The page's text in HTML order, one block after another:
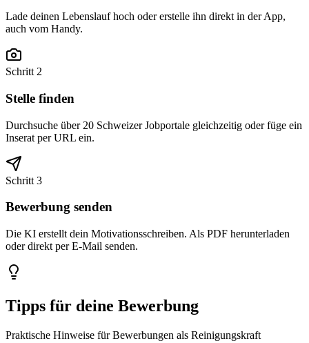
Lade deinen Lebenslauf hoch oder erstelle ihn direkt in der App,
auch vom Handy.
Schritt 2
Stelle finden
Durchsuche über 20 Schweizer Jobportale gleichzeitig oder füge ein
Inserat per URL ein.
Schritt 3
Bewerbung senden
Die KI erstellt dein Motivationsschreiben. Als PDF herunterladen
oder direkt per E-Mail senden.
Tipps für deine Bewerbung
Praktische Hinweise für Bewerbungen als Reinigungskraft